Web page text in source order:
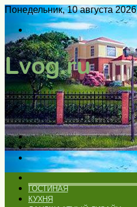
Понедельник, 10 августа 2026
Войти
Switch
skin
Меню
Искать
Switch
skin
ГОСТИНАЯ
КУХНЯ